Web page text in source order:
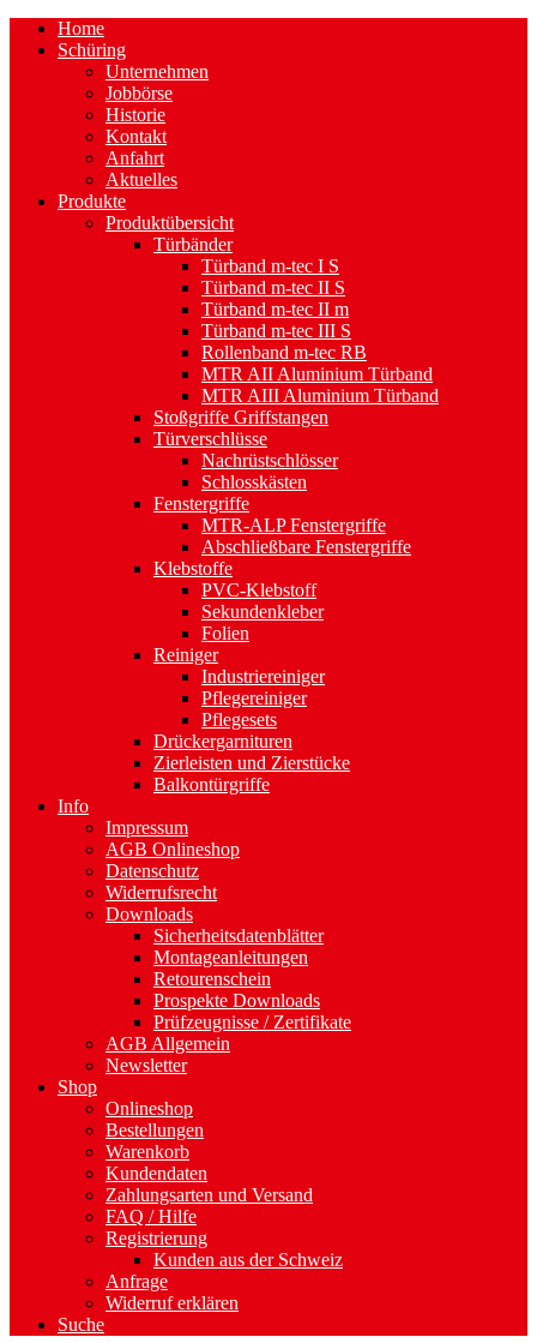
Home
Schüring
Unternehmen
Jobbörse
Historie
Kontakt
Anfahrt
Aktuelles
Produkte
Produktübersicht
Türbänder
Türband m-tec I S
Türband m-tec II S
Türband m-tec II m
Türband m-tec III S
Rollenband m-tec RB
MTR AII Aluminium Türband
MTR AIII Aluminium Türband
Stoßgriffe Griffstangen
Türverschlüsse
Nachrüstschlösser
Schlosskästen
Fenstergriffe
MTR-ALP Fenstergriffe
Abschließbare Fenstergriffe
Klebstoffe
PVC-Klebstoff
Sekundenkleber
Folien
Reiniger
Industriereiniger
Pflegereiniger
Pflegesets
Drückergarnituren
Zierleisten und Zierstücke
Balkontürgriffe
Info
Impressum
AGB Onlineshop
Datenschutz
Widerrufsrecht
Downloads
Sicherheitsdatenblätter
Montageanleitungen
Retourenschein
Prospekte Downloads
Prüfzeugnisse / Zertifikate
AGB Allgemein
Newsletter
Shop
Onlineshop
Bestellungen
Warenkorb
Kundendaten
Zahlungsarten und Versand
FAQ / Hilfe
Registrierung
Kunden aus der Schweiz
Anfrage
Widerruf erklären
Suche